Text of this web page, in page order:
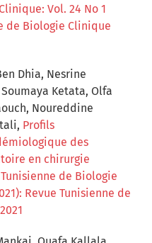
Vol. 24 No 1
de Biologie Clinique
Dhia, Nesrine
Ketata, Olfa
Noureddine
Profils
des
en chirurgie
de Biologie
Revue Tunisienne de